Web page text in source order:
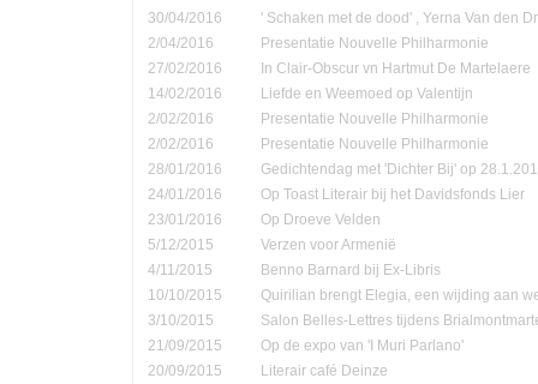
30/04/2016
' Schaken met de dood' , Yerna Van den
2/04/2016
Presentatie Nouvelle Philharmonie
27/02/2016
In Clair-Obscur vn Hartmut De Martelaere
14/02/2016
Liefde en Weemoed op Valentijn
2/02/2016
Presentatie Nouvelle Philharmonie
2/02/2016
Presentatie Nouvelle Philharmonie
28/01/2016
Gedichtendag met 'Dichter Bij' op
24/01/2016
Op Toast Literair bij het Davidsfonds Lier
23/01/2016
Op Droeve Velden
5/12/2015
Verzen voor Armenië
4/11/2015
Benno Barnard bij Ex-Libris
10/10/2015
Quirilian brengt Elegia, een wijding aan
3/10/2015
Salon Belles-Lettres tijdens
21/09/2015
Op de expo van 'I Muri Parlano'
20/09/2015
Literair café Deinze